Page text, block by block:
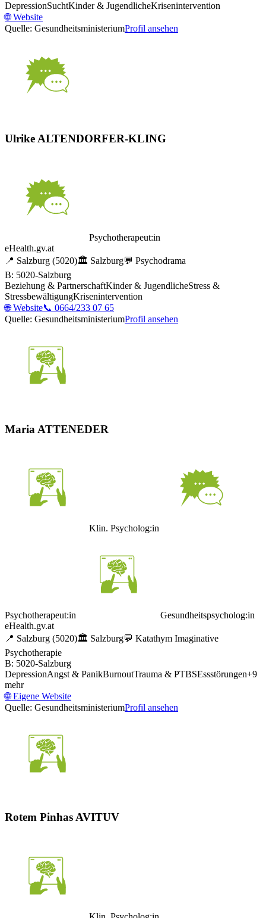
DepressionSuchtKinder & JugendlicheKrisenintervention
🌐Website
Quelle: GesundheitsministeriumProfil ansehen
Ulrike ALTENDORFER-KLING
Psychotherapeut:in
eHealth.gv.at
📍 Salzburg (5020)🏛️ Salzburg💬 Psychodrama
B: 5020-Salzburg
Beziehung & PartnerschaftKinder & JugendlicheStress &
StressbewältigungKrisenintervention
🌐Website📞 0664/233 07 65
Quelle: GesundheitsministeriumProfil ansehen
Maria ATTENEDER
Klin. Psycholog:in
Psychotherapeut:in
Gesundheitspsycholog:in
eHealth.gv.at
📍 Salzburg (5020)🏛️ Salzburg💬 Katathym Imaginative
Psychotherapie
B: 5020-Salzburg
DepressionAngst & PanikBurnoutTrauma & PTBSEssstörungen+9
mehr
🌐Eigene Website
Quelle: GesundheitsministeriumProfil ansehen
Rotem Pinhas AVITUV